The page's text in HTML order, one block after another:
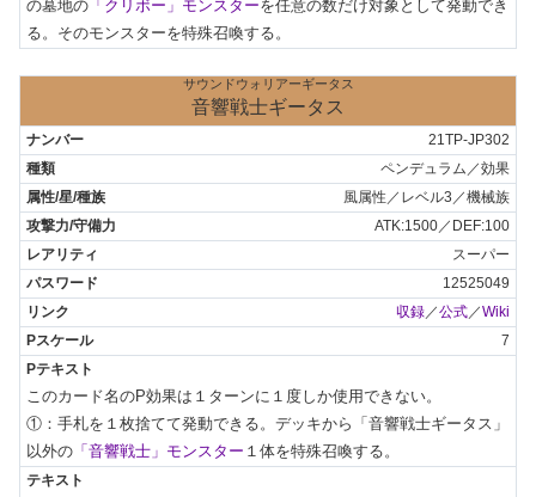
の墓地の 「クリボー」モンスターを任意の数だけ対象として発動でき
る。そのモンスターを特殊召喚する。
サウンドウォリアーギータス
音響戦士ギータス
21TP-JP302
ペンデュラム／効果
風属性／レベル3／機械族
ATK:1500／DEF:100
スーパー
12525049
収録／公式／Wiki
7
このカード名のP効果は１ターンに１度しか使用できない。
①：手札を１枚捨てて発動できる。デッキから「音響戦士ギータス」
以外の 「音響戦士」モンスター １体を特殊召喚する。